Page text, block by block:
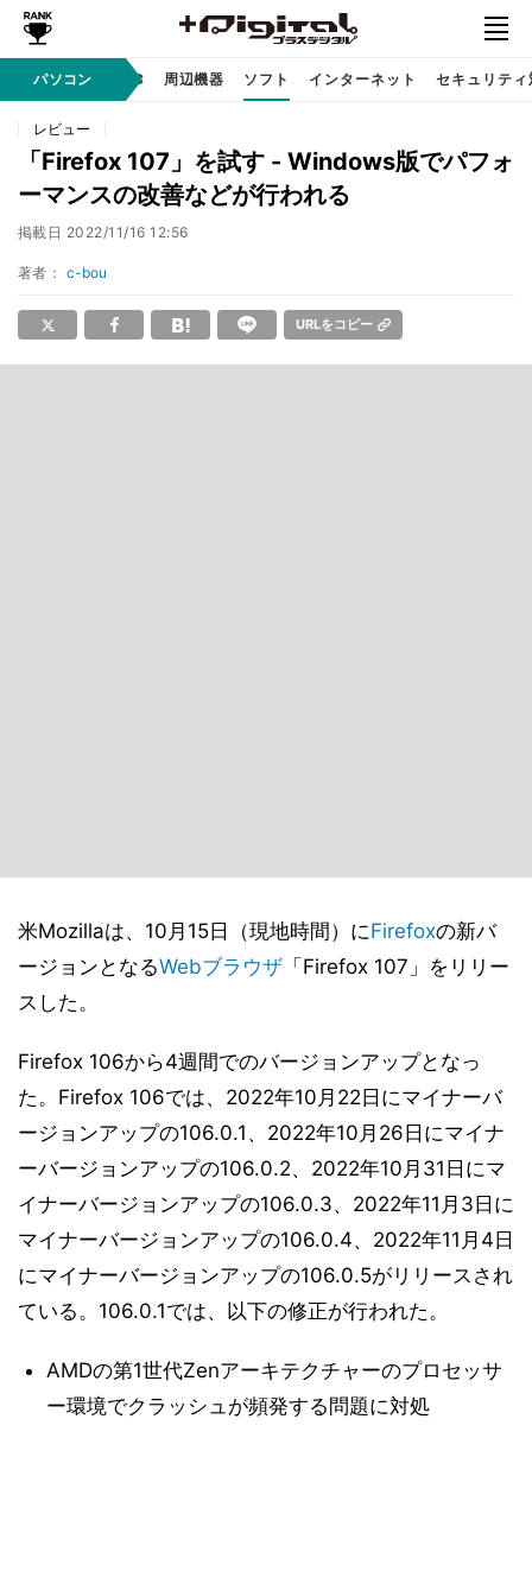
パソコン
クノロジ AI PC 周辺機器 ソフト インターネット セキュリティ
レビュー
「Firefox 107」を試す - Windows版でパフォ
ーマンスの改善などが行われる
掲載日 2022/11/16 12:56
著者： c-bou
URLをコピー
米Mozillaは、10月15日（現地時間）にFirefoxの新バ
ージョンとなるWebブラウザ 「Firefox 107」をリリー
スした。
Firefox 106から4週間でのバージョンアップとなっ
た。Firefox 106では、2022年10月22日にマイナーバ
ージョンアップの106.0.1、2022年10月26日にマイナ
ーバージョンアップの106.0.2、2022年10月31日にマ
イナーバージョンアップの106.0.3、2022年11月3日に
マイナーバージョンアップの106.0.4、2022年11月4日
にマイナーバージョンアップの106.0.5がリリースされ
ている。106.0.1では、以下の修正が行われた。
AMDの第1世代Zenアーキテクチャーのプロセッサ
ー環境でクラッシュが頻発する問題に対処